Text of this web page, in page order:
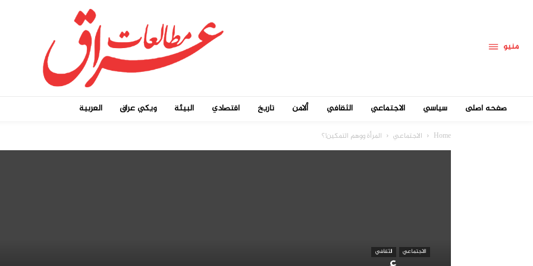
منيو
صفحه اصلی سياسي الاجتماعي الثقافي ألامن تاريخ اقتصادي البيئة ويكي عراق العربية
Home الاجتماعي المرأة ووهم التمكين!؟
الاجتماعي الثقافي